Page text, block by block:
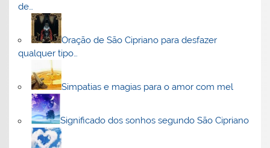
de…
Oração de São Cipriano para desfazer
qualquer tipo…
Simpatias e magias para o amor com mel
Significado dos sonhos segundo São Cipriano